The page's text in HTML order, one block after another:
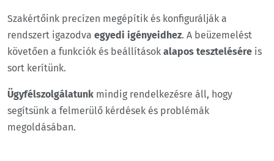
Szakértőink precízen megépítik és konfigurálják a
rendszert igazodva egyedi igényeidhez. A beüzemelést
követően a funkciók és beállítások alapos tesztelésére is
sort kerítünk.
Ügyfélszolgálatunk mindig rendelkezésre áll, hogy
segítsünk a felmerülő kérdések és problémák
megoldásában.